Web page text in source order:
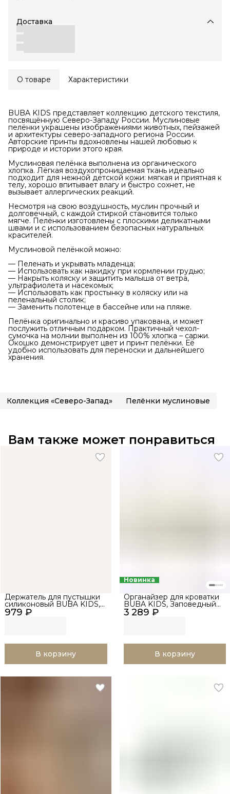
Доставка
О товаре Характеристики
BUBA KIDS представляет коллекцию детского текстиля,
посвящённую Северо-Западу России. Муслиновые
пелёнки украшены изображениями животных, пейзажей
и архитектуры северо-западного региона России.
Авторские принты вдохновлены нашей любовью к
природе и истории этого края.
Муслиновая пелёнка выполнена из органического
хлопка. Лёгкая воздухопроницаемая ткань идеально
подходит для нежной детской кожи: мягкая и приятная к
телу, хорошо впитывает влагу и быстро сохнет, не
вызывает аллергических реакций.
Несмотря на свою воздушность, муслин прочный и
долговечный, с каждой стиркой становится только
мягче. Пелёнки изготовлены с плоскими деликатными
швами и с использованием безопасных натуральных
красителей.
Муслиновой пелёнкой можно:
— Пеленать и укрывать младенца;
— Использовать как накидку при кормлении грудью;
— Накрыть коляску и защитить малыша от ветра,
ультрафиолета и насекомых;
— Использовать как простынку в коляску или на
пеленальный столик;
— Заменить полотенце в бассейне или на пляже.
Пелёнка оригинально и красиво упакована, и может
послужить отличным подарком. Практичный чехол-
сумочка на молнии выполнен из 100% хлопка – саржи.
Окошко демонстрирует цвет и принт пелёнки. Её
удобно использовать для переноски и дальнейшего
хранения.
Коллекция «Северо-Запад» Пелёнки муслиновые
Вам также может понравиться
979 ₽
Держатель для пустышки
силиконовый BUBA KIDS,
Candy, Тропический мусс
В корзину
Новинка
3 289 ₽
Органайзер для кроватки
BUBA KIDS, Заповедный
лес/Натуральный
В корзину